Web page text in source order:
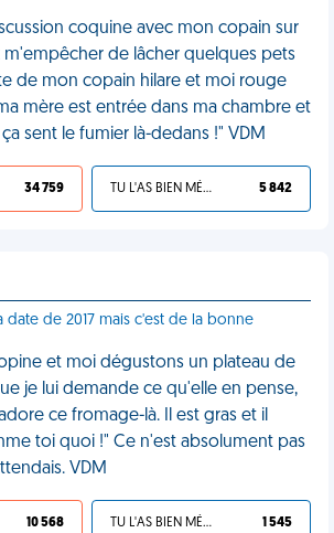
coquine avec mon copain sur
m'empêcher de lâcher quelques pets
de mon copain hilare et moi rouge
mère est entrée dans ma chambre et
sent le fumier là-dedans !" VDM
34 759 TU L'AS BIEN MÉRITÉ 5 842
date de 2017 mais c'est de la bonne
et moi dégustons un plateau de
je lui demande ce qu'elle en pense,
ce fromage-là. Il est gras et il
toi quoi !" Ce n'est absolument pas
VDM
10 568 TU L'AS BIEN MÉRITÉ 1 545